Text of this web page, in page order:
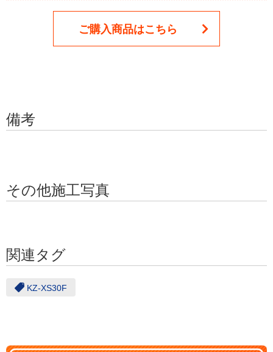
ご購入商品はこちら
備考
その他施工写真
関連タグ
KZ-XS30F